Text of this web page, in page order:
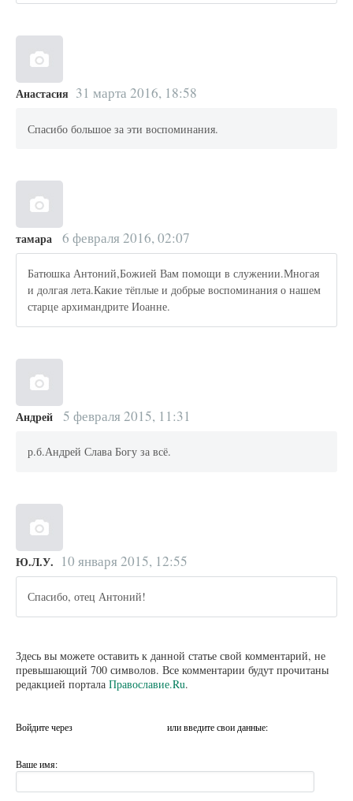
Анастасия 31 марта 2016, 18:58
Спасибо большое за эти воспоминания.
тамара 6 февраля 2016, 02:07
Батюшка Антоний,Божией Вам помощи в служении.Многая
и долгая лета.Какие тёплые и добрые воспоминания о нашем
старце архимандрите Иоанне.
Андрей 5 февраля 2015, 11:31
р.б.Андрей Слава Богу за всё.
Ю.Л.У. 10 января 2015, 12:55
Спасибо, отец Антоний!
Здесь вы можете оставить к данной статье свой комментарий, не
превышающий 700 символов. Все комментарии будут прочитаны
редакцией портала Православие.Ru.
Войдите через или введите свои данные:
Ваше имя: